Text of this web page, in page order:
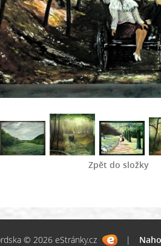
Zpět do složky
© 2026 eStránky.cz |